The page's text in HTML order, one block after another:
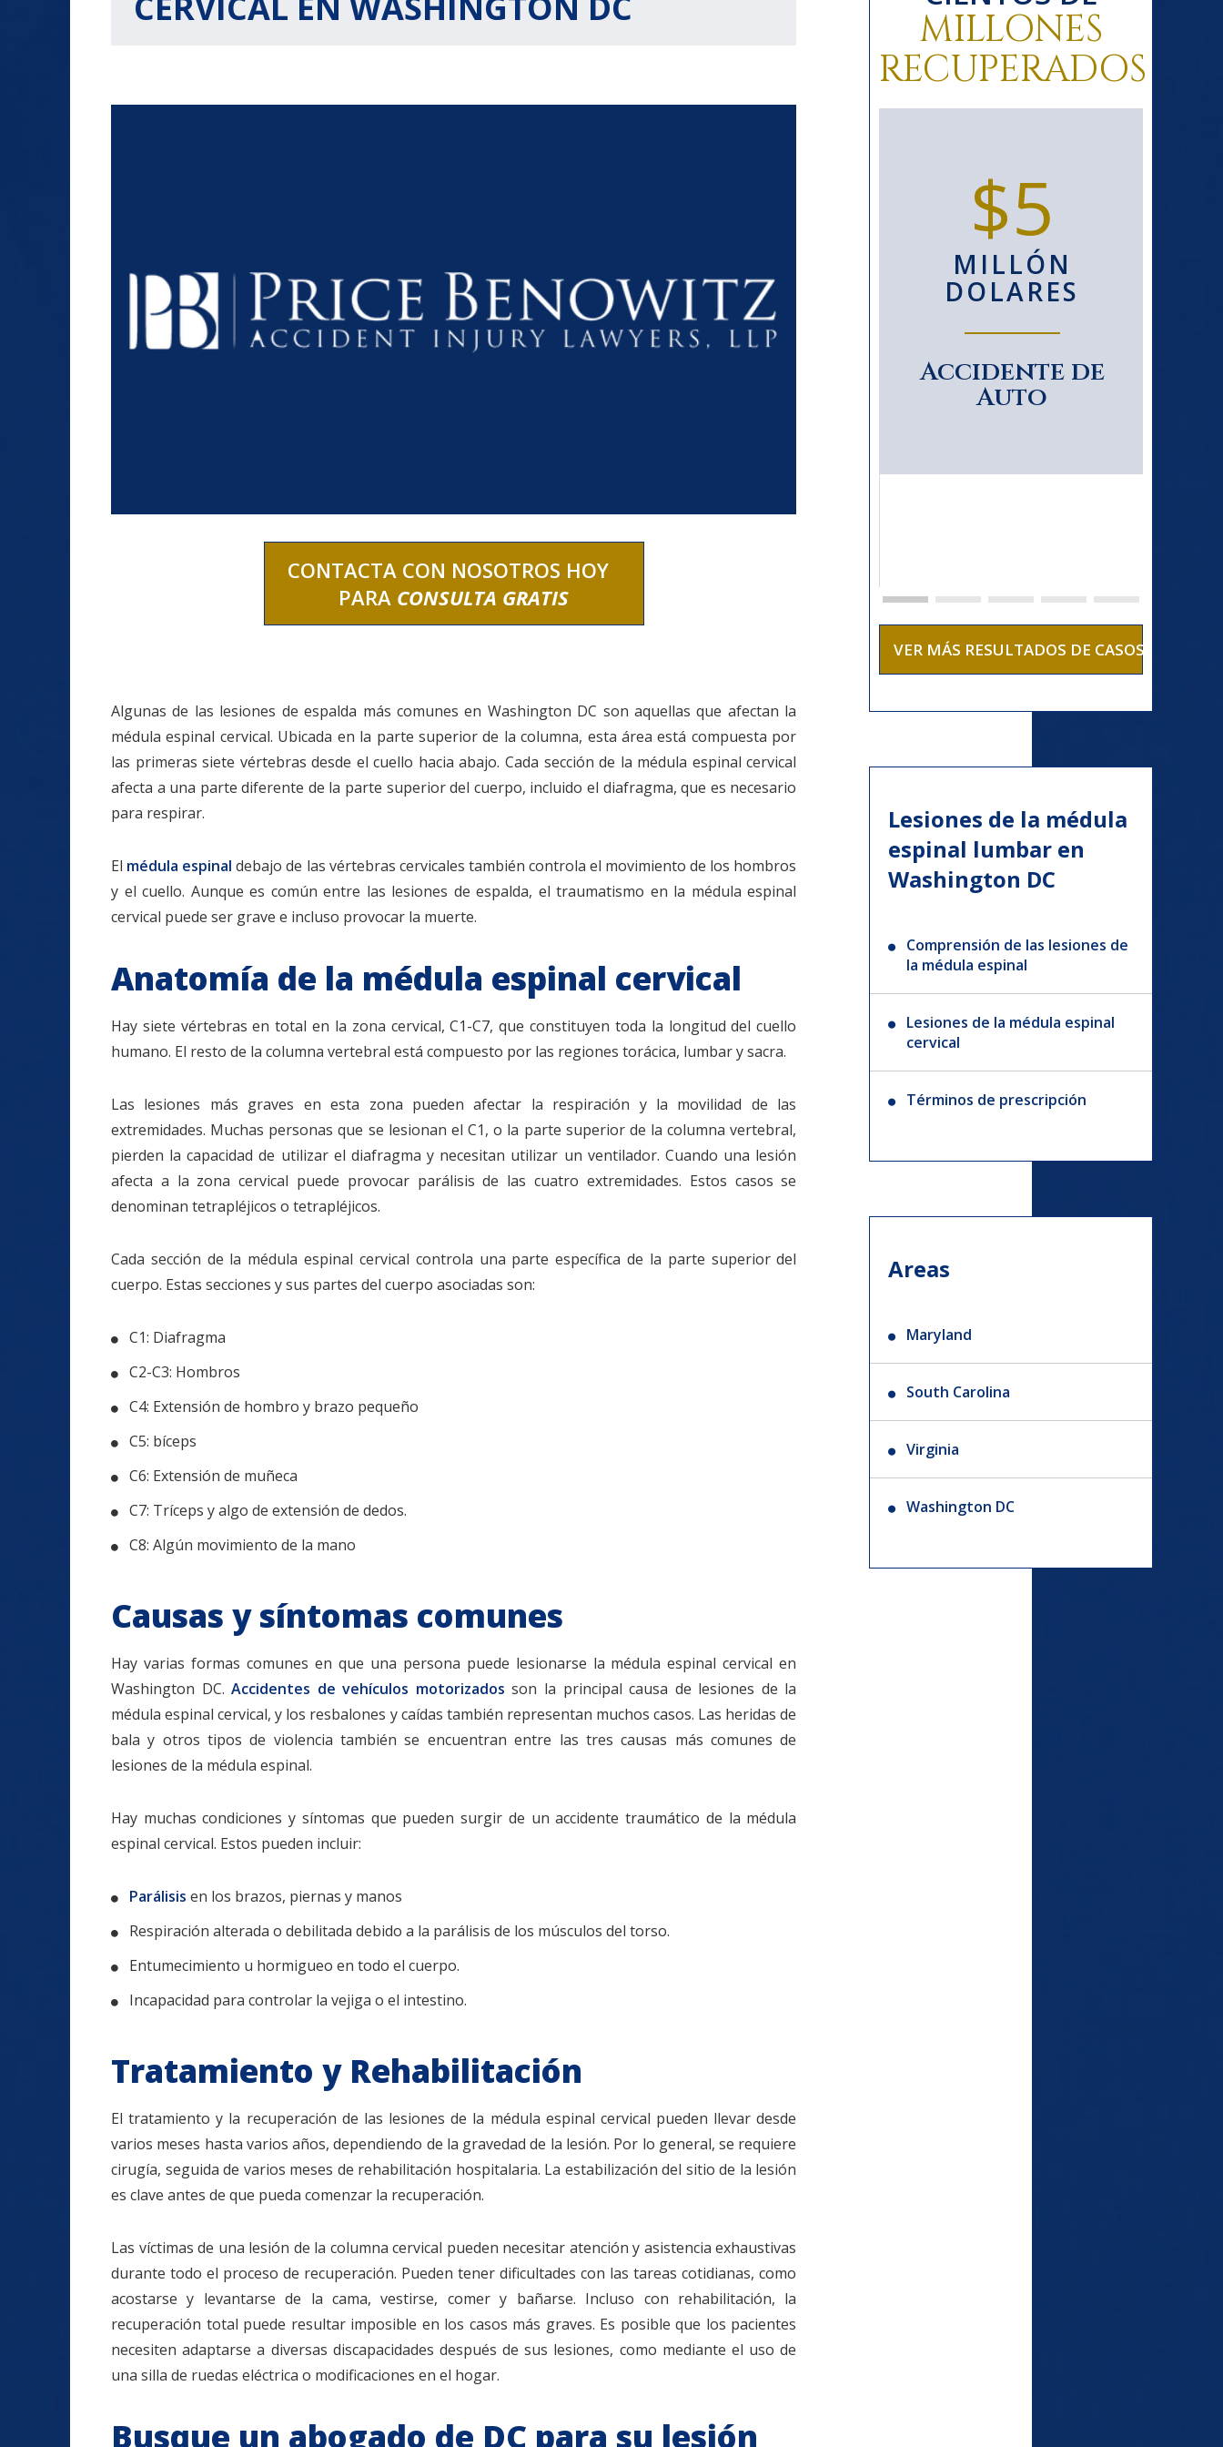
MUERTE POR
NEGLIGENCIA
CONTACTA CON NOSOTROS HOY
PARA CONSULTA GRATIS
Algunas de las lesiones de espalda más comunes en Washington DC son aquellas que afectan la
médula espinal cervical. Ubicada en la parte superior de la columna, esta área está compuesta por
las primeras siete vértebras desde el cuello hacia abajo. Cada sección de la médula espinal cervical
afecta a una parte diferente de la parte superior del cuerpo, incluido el diafragma, que es necesario
para respirar.
El médula espinal debajo de las vértebras cervicales también controla el movimiento de los hombros
y el cuello. Aunque es común entre las lesiones de espalda, el traumatismo en la médula espinal
cervical puede ser grave e incluso provocar la muerte.
Anatomía de la médula espinal cervical
Hay siete vértebras en total en la zona cervical, C1-C7, que constituyen toda la longitud del cuello
humano. El resto de la columna vertebral está compuesto por las regiones torácica, lumbar y sacra.
Las lesiones más graves en esta zona pueden afectar la respiración y la movilidad de las
extremidades. Muchas personas que se lesionan el C1, o la parte superior de la columna vertebral,
pierden la capacidad de utilizar el diafragma y necesitan utilizar un ventilador. Cuando una lesión
afecta a la zona cervical puede provocar parálisis de las cuatro extremidades. Estos casos se
denominan tetrapléjicos o tetrapléjicos.
Cada sección de la médula espinal cervical controla una parte específica de la parte superior del
cuerpo. Estas secciones y sus partes del cuerpo asociadas son:
C1: Diafragma
C2-C3: Hombros
C4: Extensión de hombro y brazo pequeño
C5: bíceps
C6: Extensión de muñeca
C7: Tríceps y algo de extensión de dedos.
C8: Algún movimiento de la mano
Causas y síntomas comunes
Hay varias formas comunes en que una persona puede lesionarse la médula espinal cervical en
Washington DC.Accidentes de vehículos motorizados son la principal causa de lesiones de la
médula espinal cervical, y los resbalones y caídas también representan muchos casos. Las heridas de
bala y otros tipos de violencia también se encuentran entre las tres causas más comunes de
lesiones de la médula espinal.
Hay muchas condiciones y síntomas que pueden surgir de un accidente traumático de la médula
espinal cervical. Estos pueden incluir:
Parálisis en los brazos, piernas y manos
Respiración alterada o debilitada debido a la parálisis de los músculos del torso.
Entumecimiento u hormigueo en todo el cuerpo.
Incapacidad para controlar la vejiga o el intestino.
Tratamiento y Rehabilitación
El tratamiento y la recuperación de las lesiones de la médula espinal cervical pueden llevar desde
varios meses hasta varios años, dependiendo de la gravedad de la lesión. Por lo general, se requiere
cirugía, seguida de varios meses de rehabilitación hospitalaria. La estabilización del sitio de la lesión
es clave antes de que pueda comenzar la recuperación.
Las víctimas de una lesión de la columna cervical pueden necesitar atención y asistencia exhaustivas
durante todo el proceso de recuperación. Pueden tener dificultades con las tareas cotidianas, como
acostarse y levantarse de la cama, vestirse, comer y bañarse. Incluso con rehabilitación, la
recuperación total puede resultar imposible en los casos más graves. Es posible que los pacientes
necesiten adaptarse a diversas discapacidades después de sus lesiones, como mediante el uso de
una silla de ruedas eléctrica o modificaciones en el hogar.
Busque un abogado de DC para su lesión
MILLONES
RECUPERADOS
+
MILLÓN
+
MILLÓN
+
MIL
Motocicleta
$5
MILLÓN
DOLARES
Accidente de
Auto
VER MÁS RESULTADOS DE CASOS
Lesiones de la médula
espinal lumbar en
Washington DC
Comprensión de las lesiones de
la médula espinal
Lesiones de la médula espinal
cervical
Términos de prescripción
Areas
Maryland
South Carolina
Virginia
Washington DC